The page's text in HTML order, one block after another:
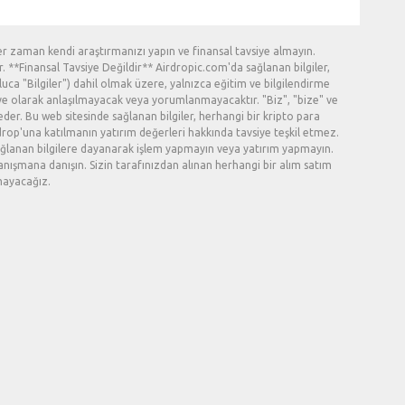
kendi araştırmanızı yapın ve finansal tavsiye almayın.
**Finansal Tavsiye Değildir** Airdropic.com'da sağlanan bilgiler,
"Bilgiler") dahil olmak üzere, yalnızca eğitim ve bilgilendirme
olarak anlaşılmayacak veya yorumlanmayacaktır. "Biz", "bize" ve
Bu web sitesinde sağlanan bilgiler, herhangi bir kripto para
katılmanın yatırım değerleri hakkında tavsiye teşkil etmez.
bilgilere dayanarak işlem yapmayın veya yatırım yapmayın.
danışın. Sizin tarafınızdan alınan herhangi bir alım satım